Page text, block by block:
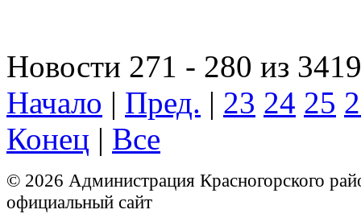
Новости 271 - 280 из 3419
Начало | Пред. | 23 24 25
Конец | Все
© 2026 Администрация Красногорского
официальный сайт